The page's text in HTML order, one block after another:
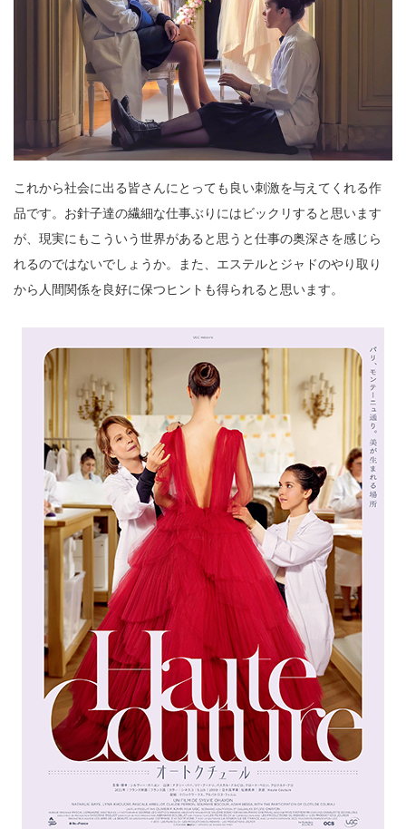
これから社会に出る皆さんにとっても良い刺激を与えてくれる作
品です。お針子達の繊細な仕事ぶりにはビックリすると思います
が、現実にもこういう世界があると思うと仕事の奥深さを感じら
れるのではないでしょうか。また、エステルとジャドのやり取り
から人間関係を良好に保つヒントも得られると思います。